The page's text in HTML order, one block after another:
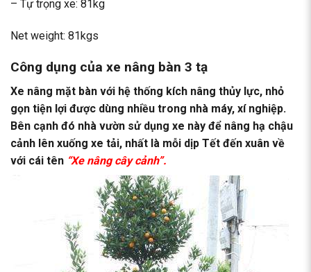
– Tự trọng xe: 81kg
Net weight: 81kgs
Công dụng của xe nâng bàn 3 tạ
Xe nâng mặt bàn với hệ thống kích nâng thủy lực, nhỏ
gọn tiện lợi được dùng nhiều trong nhà máy, xí nghiệp.
Bên cạnh đó nhà vườn sử dụng xe này để nâng hạ chậu
cảnh lên xuống xe tải, nhất là mỗi dịp Tết đến xuân về
với cái tên “Xe nâng cây cảnh”.